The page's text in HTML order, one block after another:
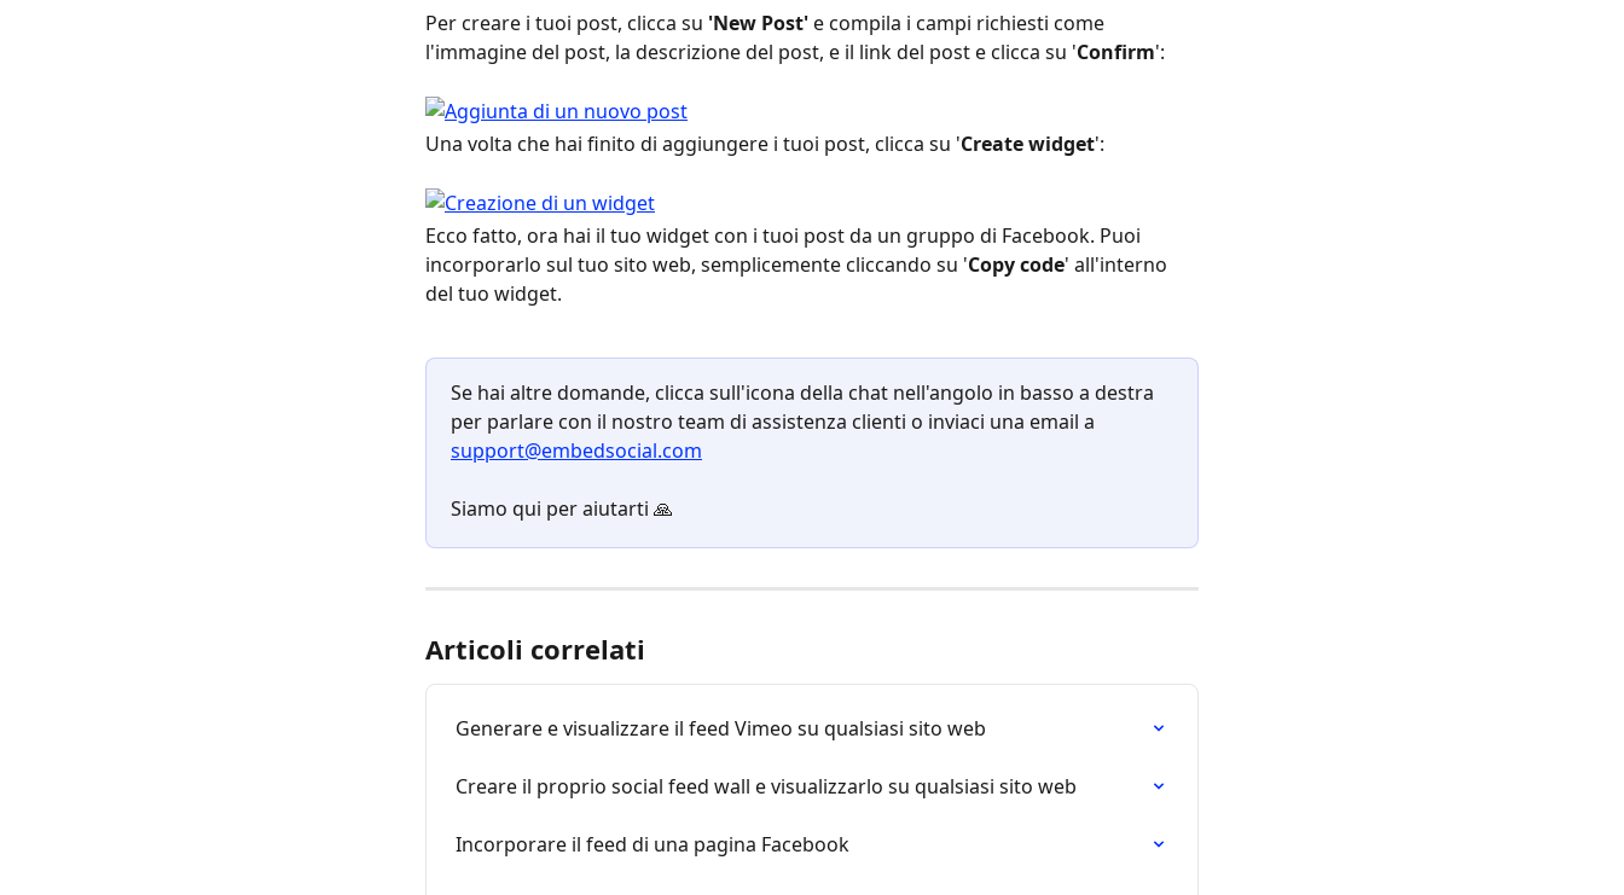
Per creare i tuoi post, clicca su 'New Post' e compila i campi richiesti come
l'immagine del post, la descrizione del post, e il link del post e clicca su 'Confirm':
Una volta che hai finito di aggiungere i tuoi post, clicca su 'Create widget':
Ecco fatto, ora hai il tuo widget con i tuoi post da un gruppo di Facebook. Puoi
incorporarlo sul tuo sito web, semplicemente cliccando su 'Copy code' all'interno
del tuo widget.
Se hai altre domande, clicca sull'icona della chat nell'angolo in basso a destra
per parlare con il nostro team di assistenza clienti o inviaci una email a
support@embedsocial.com
Siamo qui per aiutarti 🙏
Articoli correlati
Generare e visualizzare il feed Vimeo su qualsiasi sito web
Creare il proprio social feed wall e visualizzarlo su qualsiasi sito web
Incorporare il feed di una pagina Facebook